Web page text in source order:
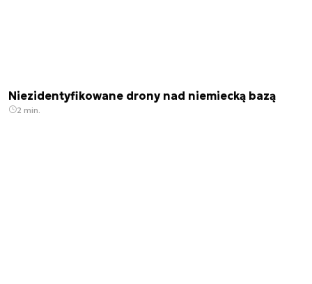
Niezidentyfikowane drony nad niemiecką bazą
2 min.